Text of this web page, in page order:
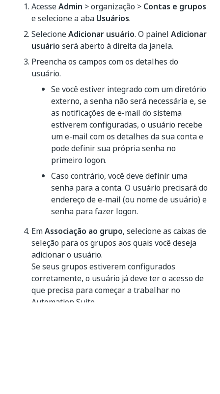
AcesseAdmin >organização > Contas e grupos
e selecione a aba Usuários.
SelecioneAdicionar usuário. O painel Adicionar
usuário será aberto à direita da janela.
Preencha os campos com os detalhes do
usuário.
Se você estiver integrado com um diretório
externo, a senha não será necessária e, se
as notificações de e-mail do sistema
estiverem configuradas, o usuário recebe
um e-mail com os detalhes da sua conta e
pode definir sua própria senha no
primeiro logon.
Caso contrário, você deve definir uma
senha para a conta. O usuário precisará do
endereço de e-mail (ou nome de usuário) e
senha para fazer logon.
EmAssociação ao grupo, selecione as caixas de
seleção para os grupos aos quais você deseja
adicionar o usuário.
Se seus grupos estiverem configurados
corretamente, o usuário já deve ter o acesso de
que precisa para começar a trabalhar no
Automation Suite